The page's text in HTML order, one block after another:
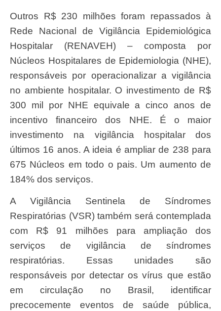
Outros R$ 230 milhões foram repassados à
Rede Nacional de Vigilância Epidemiológica
Hospitalar (RENAVEH) – composta por
Núcleos Hospitalares de Epidemiologia (NHE),
responsáveis por operacionalizar a vigilância
no ambiente hospitalar. O investimento de R$
300 mil por NHE equivale a cinco anos de
incentivo financeiro dos NHE. É o maior
investimento na vigilância hospitalar dos
últimos 16 anos. A ideia é ampliar de 238 para
675 Núcleos em todo o pais. Um aumento de
184% dos serviços.
A Vigilância Sentinela de Síndromes
Respiratórias (VSR) também será contemplada
com R$ 91 milhões para ampliação dos
serviços de vigilância de síndromes
respiratórias. Essas unidades são
responsáveis por detectar os vírus que estão
em circulação no Brasil, identificar
precocemente eventos de saúde pública,